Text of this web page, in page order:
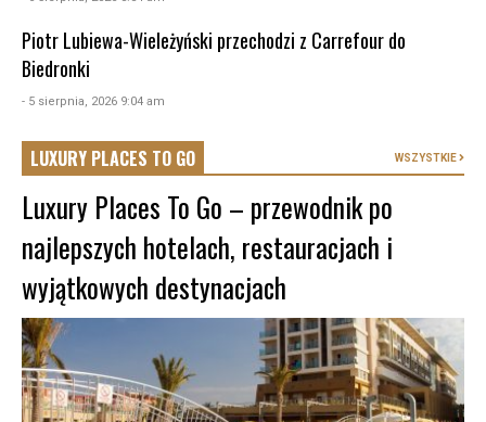
Piotr Lubiewa-Wieleżyński przechodzi z Carrefour do
Biedronki
- 5 sierpnia, 2026 9:04 am
LUXURY PLACES TO GO WSZYSTKIE
Luxury Places To Go – przewodnik po
najlepszych hotelach, restauracjach i
wyjątkowych destynacjach